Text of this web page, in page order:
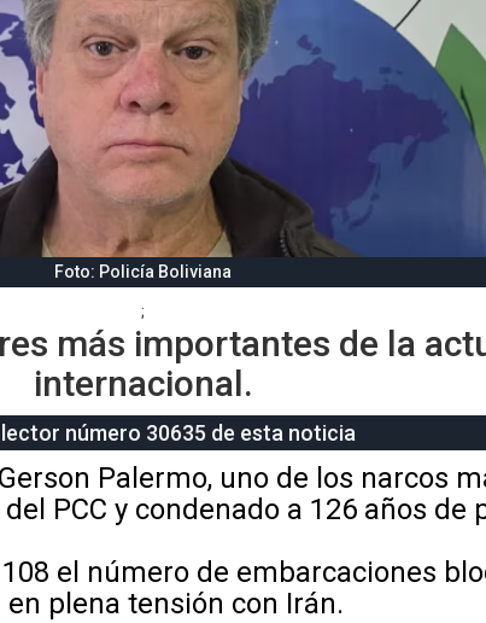
Foto: Policía Boliviana
;
más importantes de la
internacional.
lector número 30635 de esta noticia
Palermo, uno de los narcos
PCC y condenado a 126 años de
el número de embarcaciones
plena tensión con Irán.